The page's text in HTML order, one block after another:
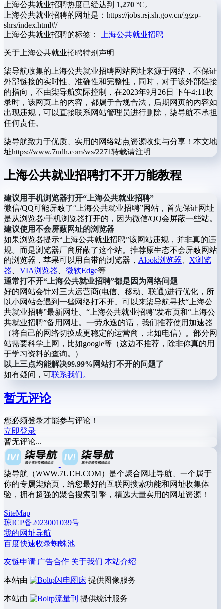
上海公共就业招聘热度已经达到 1,270 °C。
上海公共就业招聘的网址是：https://jobs.rsj.sh.gov.cn/ggzp-
shrs/index.html#/
上海公共就业招聘的标签：
上海公共就业招聘
关于上海公共就业招聘特别声明
柒导航收集的上海公共就业招聘网站网址来源于网络，不保证
外部链接的实时性、准确性和完整性，同时，对于该外部链接
的指向，不由柒导航实际控制，在2023年9月26日 下午4:11收
录时，该网页上的内容，都属于合规合法，后期网页的内容如
出现违规，可以直接联系网站管理员进行删除，柒导航不承担
任何责任。
柒导航致力于优质、实用的网络站点资源收集与分享！ 本文地
址https://www.7udh.com/ws/2271转载请注明
上海公共就业招聘打不开万能教程
建议用手机浏览器打开“上海公共就业招聘”
微信/QQ可能屏蔽了“上海公共就业招聘”网站，首先保证网址
是从浏览器/手机浏览器打开的，因为微信/QQ会屏蔽一些站。
建议使用不会屏蔽网址的浏览器
如果浏览器提示“上海公共就业招聘”该网站违规，并非真的违
规。而是浏览器厂商屏蔽了这个站。推荐原生态不会屏蔽网站
的浏览器，苹果可以用自带的浏览器， Alook浏览器
X浏览
器
VIA浏览器 微软Edge等
通常打不开“上海公共就业招聘”都是因为网络问题
好的网站会针对三大运营商(电信、移动、联通)进行优化，所
以小网站会遇到一些网络打不开。可以来柒导航寻找“上海公
共就业招聘”最新网址、“上海公共就业招聘”发布页和“上海公
共就业招聘”备用网址。一劳永逸的话，我们推荐使用加速器
（将自己的网络切换成更稳定的运营商，比如电信）。部分网
站需要科学上网，比如google等（这边不推荐，除非你真的用
于学习资料的查询。）
以上三点均能解决99.99%网站打不开的问题了
如有疑问，可联系我们。
暂无评论
您必须登录才能参与评论！
立即登录
暂无评论...
柒导航（WWW.7UDH.COM）是个聚合网址导航、一个属于
你的专属柒始页，给您最好的互联网搜索功能和网址收集体
验，拥有超强的聚合搜索引擎，精选大量实用的网址资源！
SiteMap
琼ICP备2023001039号
我的网址导航
百度快速收录蜘蛛池
友链申请 广告合作 关于我们 本站介绍
本站由 闪电图床 提供图像服务
本站由 流量刊 提供统计服务